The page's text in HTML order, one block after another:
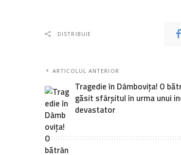
DISTRIBUIE
ARTICOLUL ANTERIOR
Tragedie în Dâmbovița! O
găsit sfârșitul în urma unui
devastator